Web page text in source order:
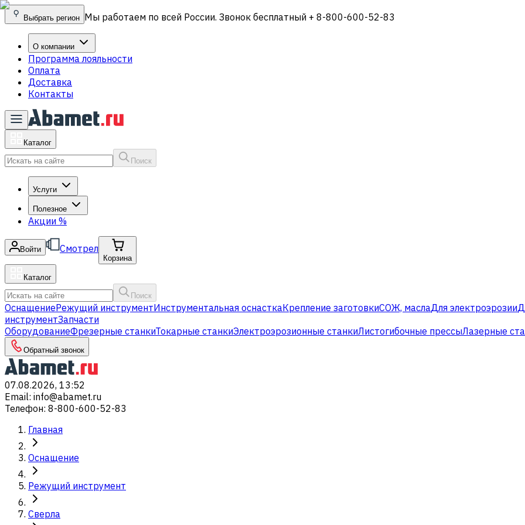
Выбрать регион Мы работаем по всей России. Звонок бесплатный + 8-800-600-52-83
О компании
Программа лояльности
Оплата
Доставка
Контакты
Каталог
Поиск
Услуги
Полезное
Акции %
Войти Смотрел
Корзина
Каталог
Поиск
ОснащениеРежущий инструментИнструментальная оснасткаКрепление заготовкиСОЖ, маслаДля электроэрозии
инструментЗапчасти
ОборудованиеФрезерные станкиТокарные станкиЭлектроэрозионные станкиЛистогибочные прессыЛазерные
Обратный звонок
07.08.2026, 13:52
Email: info@abamet.ru
Телефон: 8-800-600-52-83
Главная
Оснащение
Режущий инструмент
Сверла